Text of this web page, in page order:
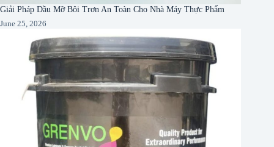
Giải Pháp Dầu Mỡ Bôi Trơn An Toàn Cho Nhà Máy Thực Phẩm
June 25, 2026